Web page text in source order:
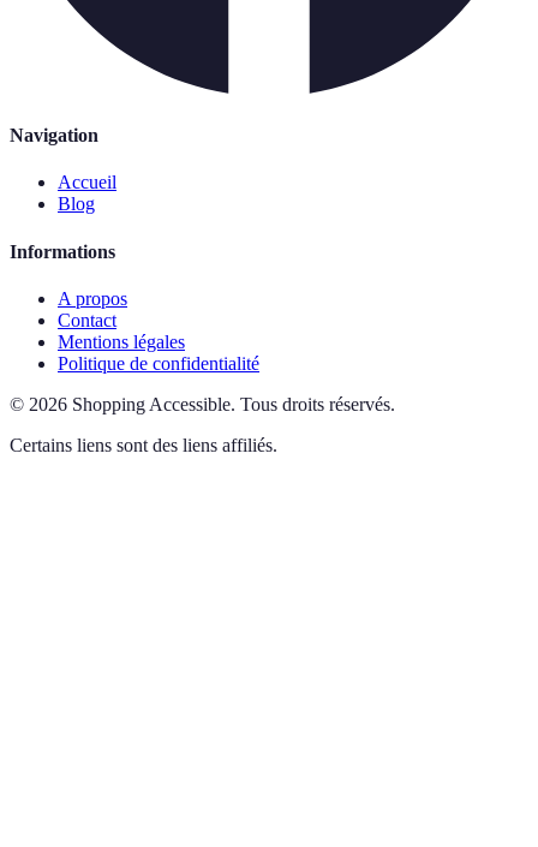
Navigation
Accueil
Blog
Informations
A propos
Contact
Mentions légales
Politique de confidentialité
© 2026 Shopping Accessible. Tous droits réservés.
Certains liens sont des liens affiliés.